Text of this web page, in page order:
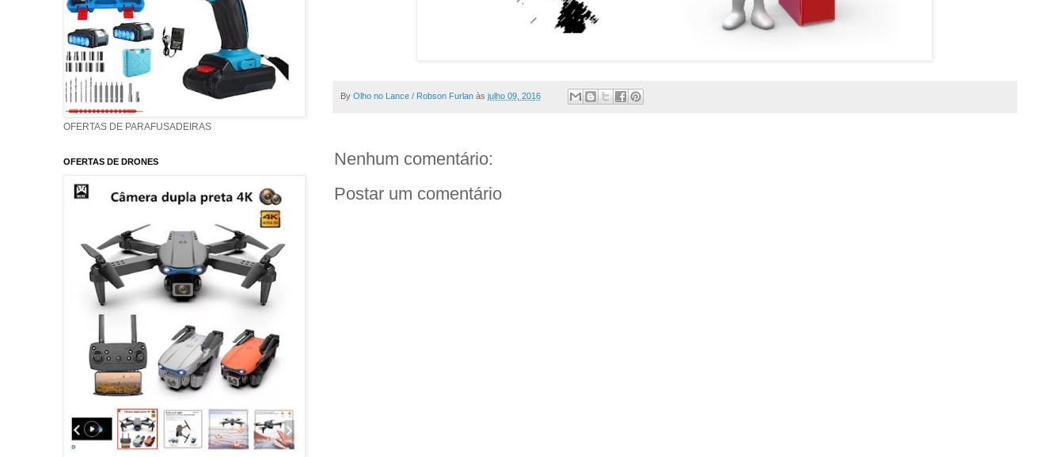
By Olho no Lance / Robson Furlan às julho 09, 2016
Nenhum comentário:
Postar um comentário
OFERTAS DE PARAFUSADEIRAS
OFERTAS DE DRONES